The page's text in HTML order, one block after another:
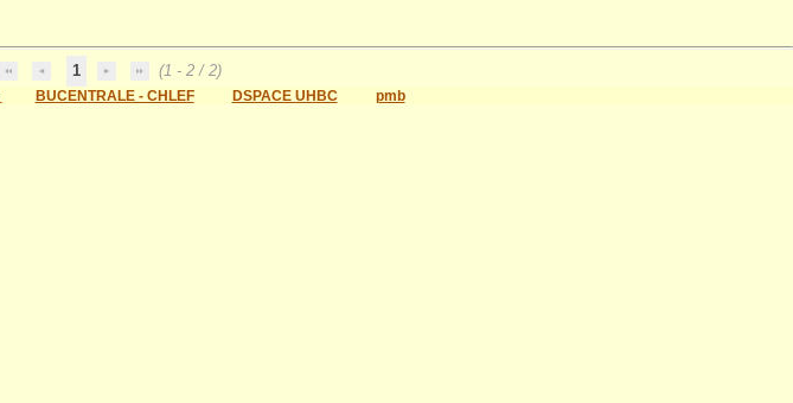
1
(1 - 2 / 2)
BUCENTRALE - CHLEF DSPACE UHBC pmb